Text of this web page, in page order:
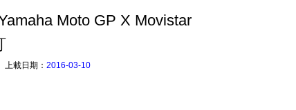
Moto GP X Movistar
上載日期： 2016-03-10